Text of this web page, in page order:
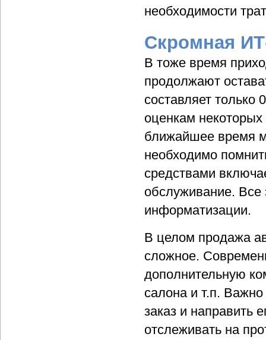
необходимости
Скромная
В тоже время
продолжают
составляет только
оценкам
ближайшее время
необходимо
средствами
обслуживание. Все
информатизации.
В целом продажа
сложное.
дополнительную
салона и т.п.
заказ и направить
отслеживать на